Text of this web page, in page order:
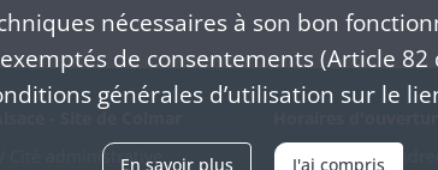
/ Cité administrative
Du mardi au
nécessaires à son bon
de consentements (Article
générales d’utilisation sur le
En savoir plus J'ai compris